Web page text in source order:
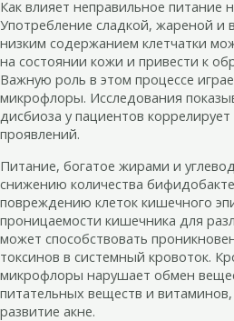
Как влияет неправильное питание
Употребление сладкой, жареной и
низким содержанием клетчатки
на состоянии кожи и привести к
Важную роль в этом процессе
микрофлоры. Исследования
дисбиоза у пациентов
проявлений.
Питание, богатое жирами и
снижению количества
повреждению клеток кишечного
проницаемости кишечника для
может способствовать
токсинов в системный кровоток.
микрофлоры нарушает обмен
питательных веществ и
развитие акне.